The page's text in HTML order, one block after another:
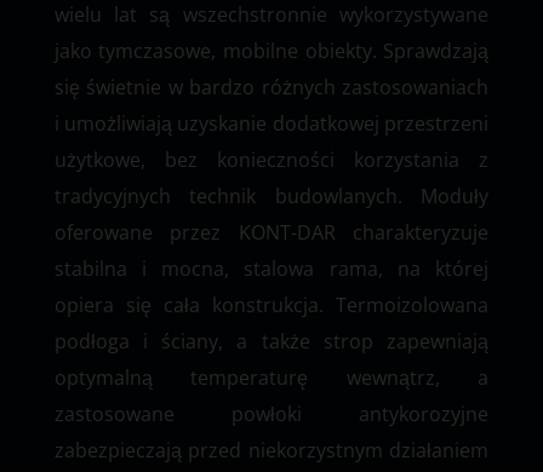
wielu lat są wszechstronnie wykorzystywane
jako tymczasowe, mobilne obiekty. Sprawdzają
się świetnie w bardzo różnych zastosowaniach
i umożliwiają uzyskanie dodatkowej przestrzeni
użytkowe, bez konieczności korzystania z
tradycyjnych technik budowlanych. Moduły
oferowane przez KONT-DAR charakteryzuje
stabilna i mocna, stalowa rama, na której
opiera się cała konstrukcja. Termoizolowana
podłoga i ściany, a także strop zapewniają
optymalną temperaturę wewnątrz, a
zastosowane powłoki antykorozyjne
zabezpieczają przed niekorzystnym działaniem